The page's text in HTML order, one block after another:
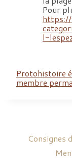
Pour
l-
Protohistoire
membre
Consignes